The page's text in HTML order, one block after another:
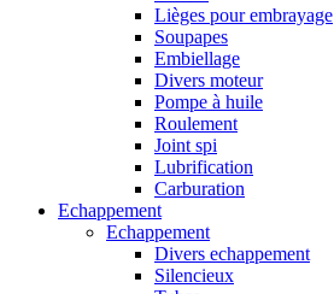
Lièges pour embrayage
Soupapes
Embiellage
Divers moteur
Pompe à huile
Roulement
Joint spi
Lubrification
Carburation
Echappement
Echappement
Divers echappement
Silencieux